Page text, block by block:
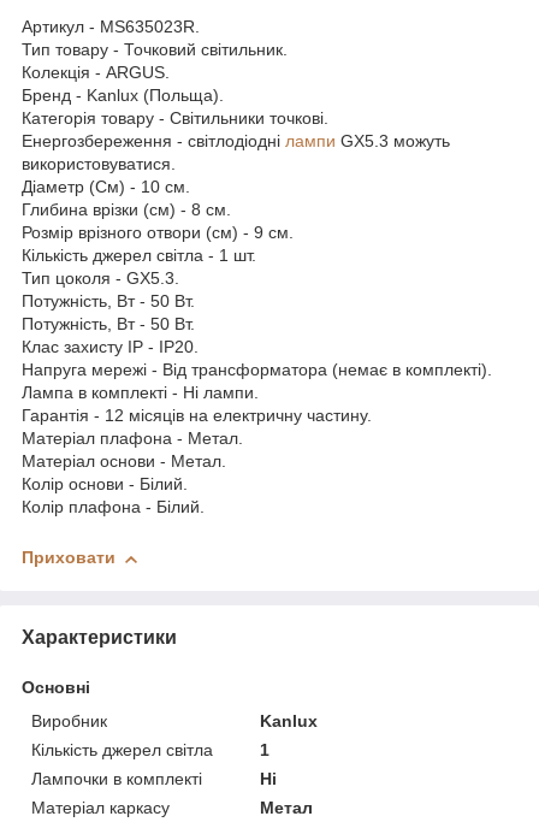
Артикул - MS635023R.
Тип товару - Точковий світильник.
Колекція - ARGUS.
Бренд - Kanlux (Польща).
Категорія товару - Світильники точкові.
Енергозбереження - світлодіодні лампи GX5.3 можуть
використовуватися.
Діаметр (См) - 10 см.
Глибина врізки (см) - 8 см.
Розмір врізного отвори (см) - 9 см.
Кількість джерел світла - 1 шт.
Тип цоколя - GX5.3.
Потужність, Вт - 50 Вт.
Потужність, Вт - 50 Вт.
Клас захисту IP - IP20.
Напруга мережі - Від трансформатора (немає в комплекті).
Лампа в комплекті - Ні лампи.
Гарантія - 12 місяців на електричну частину.
Матеріал плафона - Метал.
Матеріал основи - Метал.
Колір основи - Білий.
Колір плафона - Білий.
Приховати
Характеристики
Основні
Виробник
Kanlux
Кількість джерел світла
1
Лампочки в комплекті
Ні
Матеріал каркасу
Метал